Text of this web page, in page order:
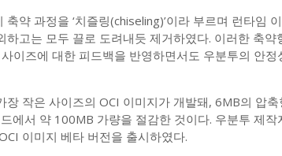
축약 과정을 ‘치즐링(chiseling)’이라 부르며 런타임
하고는 모두 끌로 도려내듯 제거하였다. 이러한 축
이즈에 대한 피드백을 반영하면서도 우분투의 안
장 작은 사이즈의 OCI 이미지가 개발돼, 6MB의 압
에서 약 100MB 가량을 절감한 것이다. 우분투 제
이미지 베타 버전을 출시하였다.